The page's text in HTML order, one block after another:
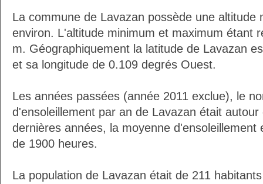
La commune de Lavazan possède une altitude
environ. L'altitude minimum et maximum étant
m. Géographiquement la latitude de Lavazan
et sa longitude de 0.109 degrés Ouest.
Les années passées (année 2011 exclue), le
d'ensoleillement par an de Lavazan était
dernières années, la moyenne d'ensoleillement
de 1900 heures.
La population de Lavazan était de 211